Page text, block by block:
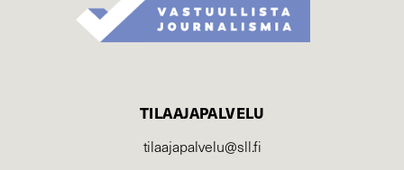
TILAAJAPALVELU
tilaajapalvelu@sll.fi